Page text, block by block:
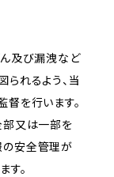
ん及び漏洩など
られるよう、当
督を行います。
部又は一部を
の安全管理が
す。